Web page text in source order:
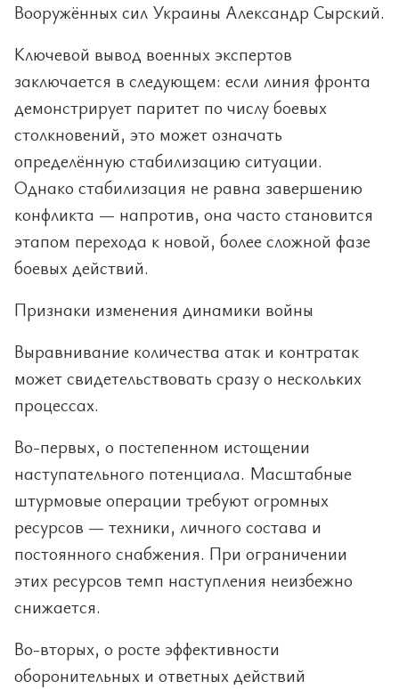
Вооружённых сил Украины Александр Сырский.
Ключевой вывод военных экспертов
заключается в следующем: если линия фронта
демонстрирует паритет по числу боевых
столкновений, это может означать
определённую стабилизацию ситуации.
Однако стабилизация не равна завершению
конфликта — напротив, она часто становится
этапом перехода к новой, более сложной фазе
боевых действий.
Признаки изменения динамики войны
Выравнивание количества атак и контратак
может свидетельствовать сразу о нескольких
процессах.
Во-первых, о постепенном истощении
наступательного потенциала. Масштабные
штурмовые операции требуют огромных
ресурсов — техники, личного состава и
постоянного снабжения. При ограничении
этих ресурсов темп наступления неизбежно
снижается.
Во-вторых, о росте эффективности
оборонительных и ответных действий